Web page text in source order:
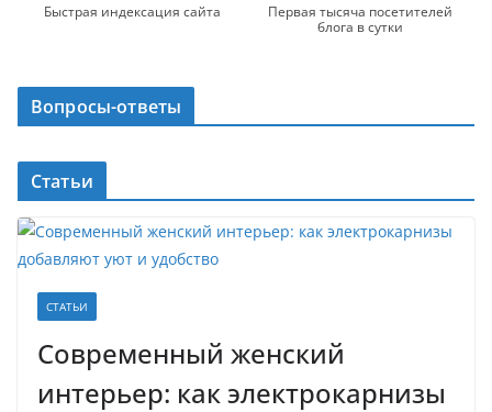
Быстрая индексация сайта
Первая тысяча посетителей
блога в сутки
Вопросы-ответы
Статьи
СТАТЬИ
Современный женский
интерьер: как электрокарнизы